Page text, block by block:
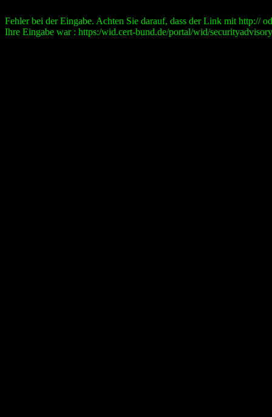
Fehler bei der Eingabe. Achten Sie darauf, dass der Link mit http://
Ihre Eingabe war : https:/wid.cert-bund.de/portal/wid/